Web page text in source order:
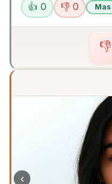
👍 0 👎 0 Mas
👎
‹